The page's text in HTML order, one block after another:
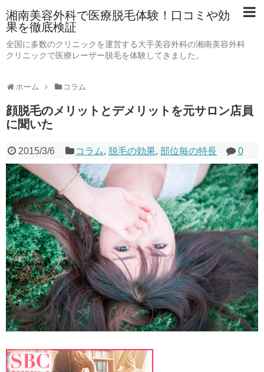
湘南美容外科で医療脱毛体験！口コミや効
果を徹底検証
全国に多数のクリニックを運営する大手美容外科の湘南美容外科
クリニックで医療レーザー脱毛を体験してきました。
ホーム コラム
顔脱毛のメリットとデメリットを元サロン店員
に聞いた
2015/3/6 コラム, 脱毛の効果,部位毎の特長 0